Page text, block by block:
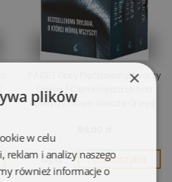
PAKIET Grey Pięćdziesiąt twarzy
Greya / Ciemniejsza strona
Greya / Nowe oblicze Greya
Opis Do koszyka
×
plików
w celu
reklam i analizy naszego
również informacje o